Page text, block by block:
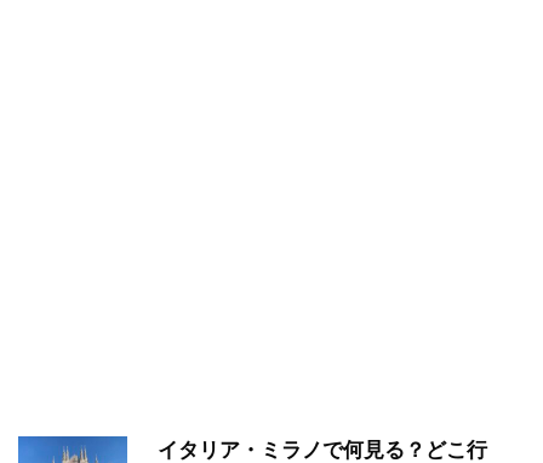
イタリア・ミラノで何見る？どこ行